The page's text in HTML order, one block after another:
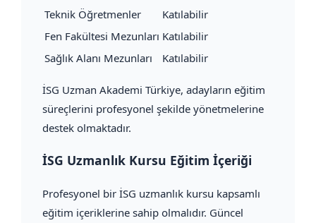
Teknik Öğretmenler
Katılabilir
Fen Fakültesi Mezunları Katılabilir
Sağlık Alanı Mezunları
Katılabilir
İSG Uzman Akademi Türkiye, adayların eğitim
süreçlerini profesyonel şekilde yönetmelerine
destek olmaktadır.
İSG Uzmanlık Kursu Eğitim İçeriği
Profesyonel bir İSG uzmanlık kursu kapsamlı
eğitim içeriklerine sahip olmalıdır. Güncel